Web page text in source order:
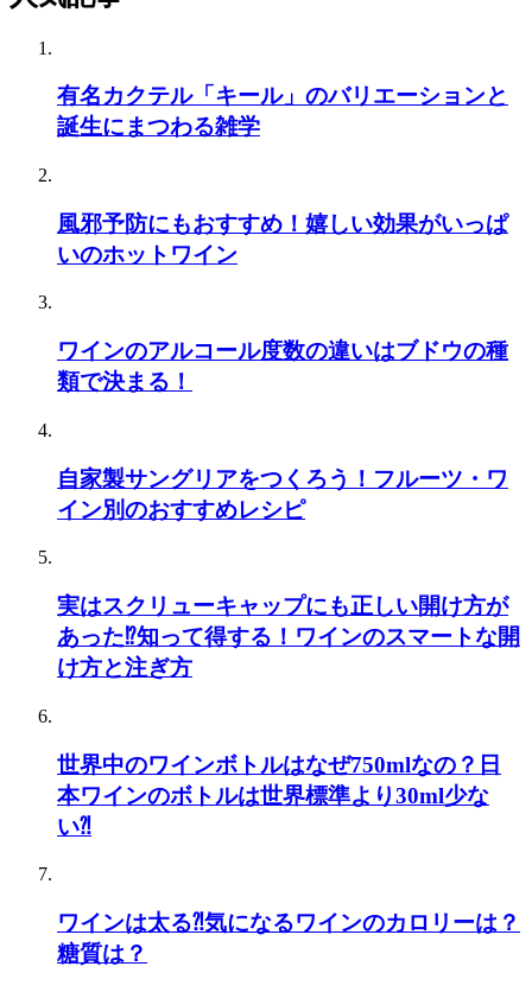
有名カクテル「キール」のバリエーションと
誕生にまつわる雑学
風邪予防にもおすすめ！嬉しい効果がいっぱ
いのホットワイン
ワインのアルコール度数の違いはブドウの種
類で決まる！
自家製サングリアをつくろう！フルーツ・ワ
イン別のおすすめレシピ
実はスクリューキャップにも正しい開け方が
あった⁉知って得する！ワインのスマートな開
け方と注ぎ方
世界中のワインボトルはなぜ750mlなの？日
本ワインのボトルは世界標準より30ml少な
い⁈
ワインは太る⁈気になるワインのカロリーは？
糖質は？